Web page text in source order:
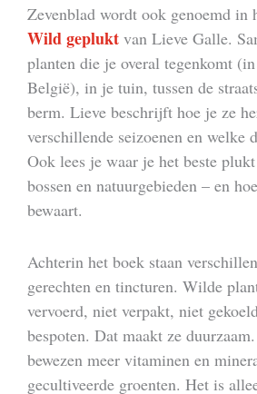
Zevenblad wordt ook genoemd in
Wild geplukt van Lieve Galle.
planten die je overal tegenkomt
België), in je tuin, tussen de
berm. Lieve beschrijft hoe je ze
verschillende seizoenen en welke
Ook lees je waar je het beste
bossen en natuurgebieden – en
bewaart.
Achterin het boek staan
gerechten en tincturen. Wilde
vervoerd, niet verpakt, niet
bespoten. Dat maakt ze
bewezen meer vitaminen en
gecultiveerde groenten. Het is